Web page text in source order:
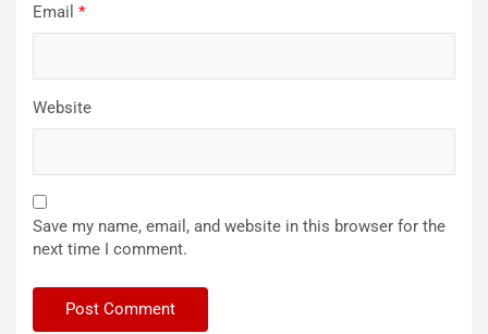
Email *
Website
Save my name, email, and website in this browser for the
next time I comment.